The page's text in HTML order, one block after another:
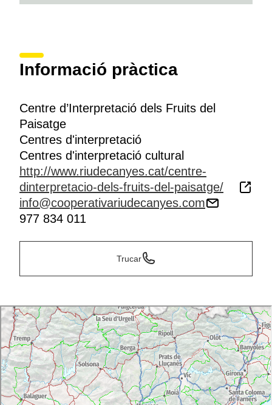
Informació pràctica
Centre d’Interpretació dels Fruits del
Paisatge
Centres d'interpretació
Centres d'interpretació cultural
http://www.riudecanyes.cat/centre-
dinterpretacio-dels-fruits-del-paisatge/
info@cooperativariudecanyes.com
977 834 011
Trucar